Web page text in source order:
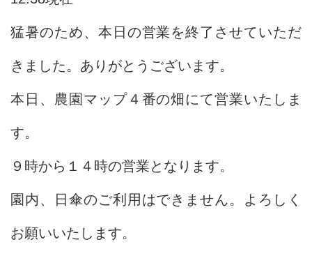
猛暑のため、本日の営業を終了させていただ
きました。ありがとうございます。
本日、農園マップ４番の畑にて営業いたしま
す。
９時から１４時の営業となります。
園内、日傘のご利用はできません。よろしく
お願いいたします。